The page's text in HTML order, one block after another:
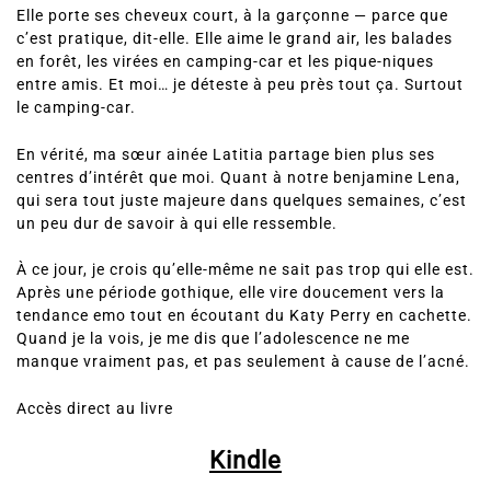
Elle porte ses cheveux court, à la garçonne — parce que
c’est pratique, dit-elle. Elle aime le grand air, les balades
en forêt, les virées en camping-car et les pique-niques
entre amis. Et moi… je déteste à peu près tout ça. Surtout
le camping-car.
En vérité, ma sœur ainée Latitia partage bien plus ses
centres d’intérêt que moi. Quant à notre benjamine Lena,
qui sera tout juste majeure dans quelques semaines, c’est
un peu dur de savoir à qui elle ressemble.
À ce jour, je crois qu’elle-même ne sait pas trop qui elle est.
Après une période gothique, elle vire doucement vers la
tendance emo tout en écoutant du Katy Perry en cachette.
Quand je la vois, je me dis que l’adolescence ne me
manque vraiment pas, et pas seulement à cause de l’acné.
Accès direct au livre
Kindle